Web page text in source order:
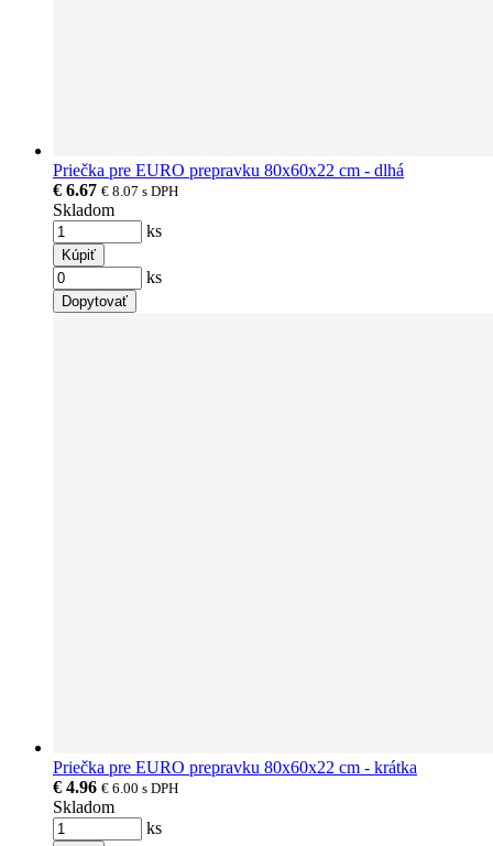
Priečka pre EURO prepravku 80x60x22 cm - dlhá
€ 6.67 € 8.07 s DPH
Skladom
ks
Kúpiť
ks
Dopytovať
Priečka pre EURO prepravku 80x60x22 cm - krátka
€ 4.96 € 6.00 s DPH
Skladom
ks